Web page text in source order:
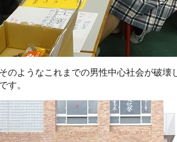
のようなこれまでの男性中心社会が破壊
す。